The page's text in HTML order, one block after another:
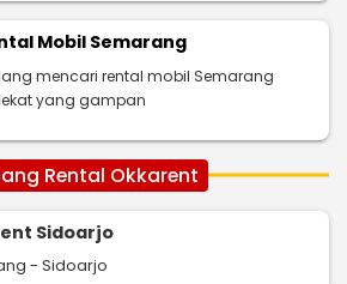
Mobil Semarang
mencari rental mobil Semarang
yang gampan
Rental Okkarent
Sidoarjo
- Sidoarjo